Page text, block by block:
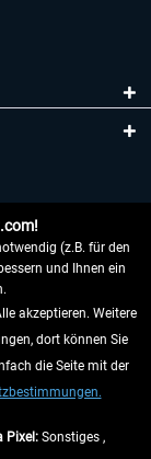
(z.B. für den
und Ihnen ein
akzeptieren. Weitere
dort können Sie
die Seite mit der
Pixel:Sonstiges ,